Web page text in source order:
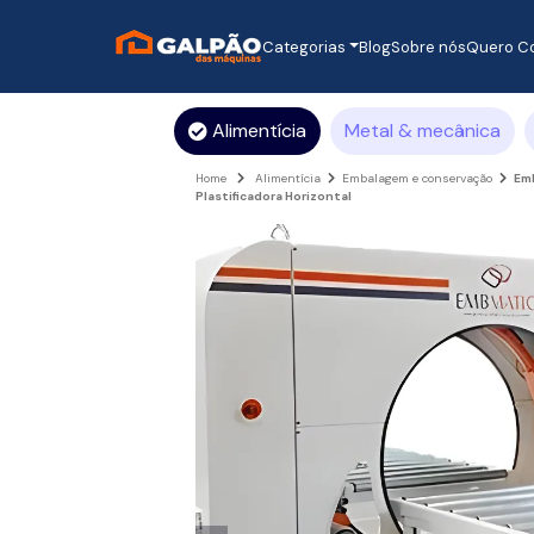
Categorias BlogSobre nósQuero
Alimentícia Metal & mecânica
Home Alimentícia Embalagem e conservação
Plastificadora Horizontal